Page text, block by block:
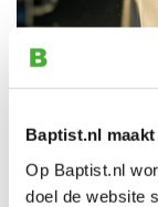
Baptist.nl
Op Baptist.nl
doel de website